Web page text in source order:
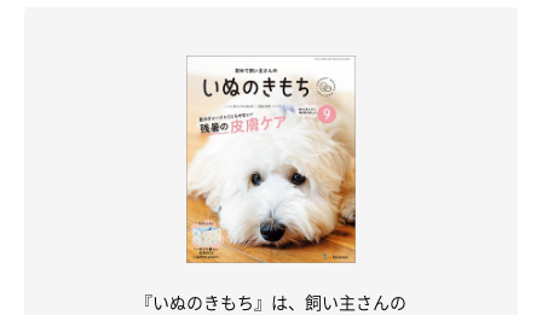
『いぬのきもち』は、飼い主さんの